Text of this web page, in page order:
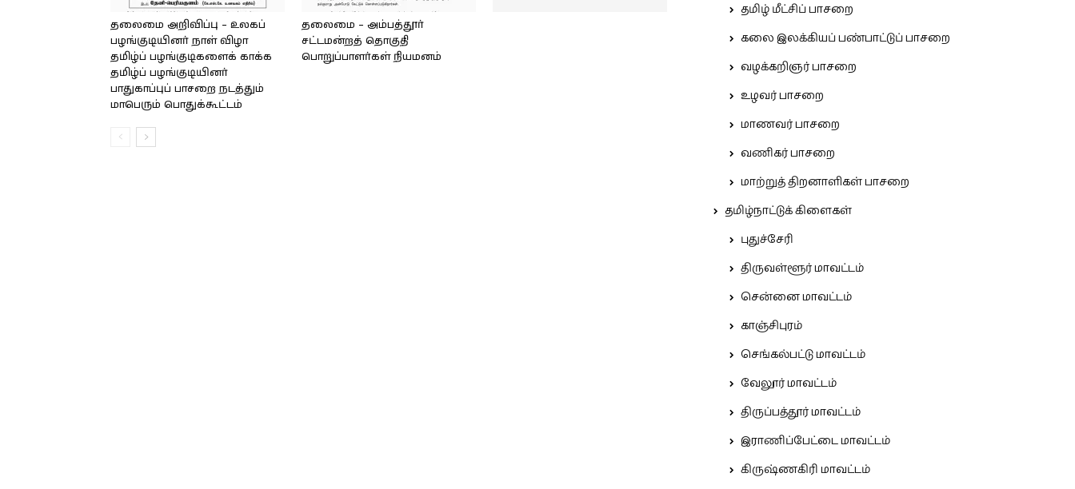
தலைமை அறிவிப்பு – உலகப்
பழங்குடியினர் நாள் விழா
தமிழ்ப் பழங்குடிகளைக் காக்க
தமிழ்ப் பழங்குடியினர்
பாதுகாப்புப் பாசறை நடத்தும்
மாபெரும் பொதுக்கூட்டம்
தலைமை – அம்பத்தூர்
சட்டமன்றத் தொகுதி
பொறுப்பாளர்கள் நியமனம்
தமிழ் மீட்சிப் பாசறை
கலை இலக்கியப் பண்பாட்டுப் பாசறை
வழக்கறிஞர் பாசறை
உழவர் பாசறை
மாணவர் பாசறை
வணிகர் பாசறை
மாற்றுத் திறனாளிகள் பாசறை
தமிழ்நாட்டுக் கிளைகள்
புதுச்சேரி
திருவள்ளூர் மாவட்டம்
சென்னை மாவட்டம்
காஞ்சிபுரம்
செங்கல்பட்டு மாவட்டம்
வேலூர் மாவட்டம்
திருப்பத்தூர் மாவட்டம்
இராணிப்பேட்டை மாவட்டம்
கிருஷ்ணகிரி மாவட்டம்